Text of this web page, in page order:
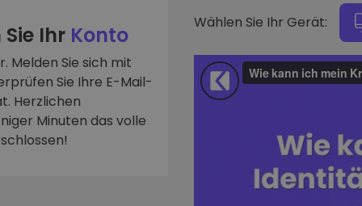
Intelligente
optimale
Ihr Konto
Melden Sie sich mit
Sie Ihre E-Mail-
Herzlichen
Minuten das volle
Wählen Sie Ihr Gerät: